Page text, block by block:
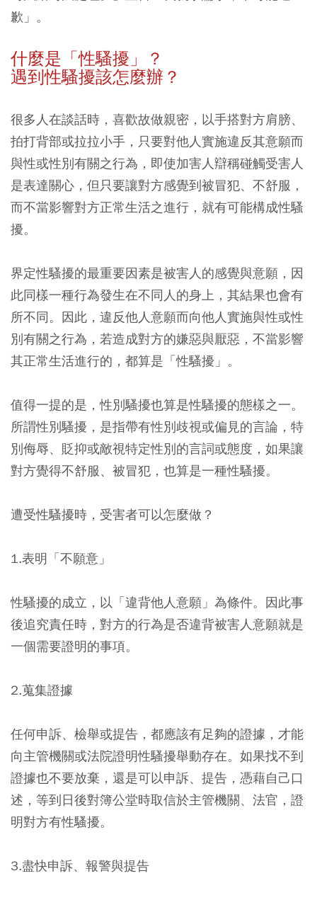
歉」。
什麼是「性騷擾」？
遇到性騷擾該怎麼辦？
很多人在談話時，喜歡故做親密，以手搭對方肩膀、
拍打背部或拉拉小手，只要對他人實施違反其意願而
與性或性別有關之行為，即使加害人辯稱碰觸受害人
是表達關心，但只要讓對方感覺到被冒犯、不舒服，
而不當影響對方正常生活之進行，就有可能構成性騷
擾。
界定性騷擾的最重要因素是被害人的感覺與意願，因
此同樣一種行為發生在不同人的身上，其結果也會有
所不同。因此，違反他人意願而向他人實施與性或性
別有關之行為，若造成對方的嫌惡與厭惡，不當影響
其正常生活進行的，都算是「性騷擾」。
值得一提的是，性別騷擾也算是性騷擾的態樣之一。
所謂性別騷擾，是指帶有性別歧視或偏見的言論，特
別侮辱、貶抑或敵視特定性別的言詞或態度，如果讓
對方覺得不舒服、被冒犯，也算是一種性騷擾。
遭受性騷擾時，受害者可以怎麼做？
1.表明「不願意」
性騷擾的成立，以「違背他人意願」為條件。因此事
後追究責任時，對方的行為是否違背被害人意願就是
一個需要證明的事項。
2.蒐集證據
任何申訴、檢舉或提告，都應該有足夠的證據，才能
向主管機關或法院證明性騷擾舉動存在。如果找不到
證據也不要放棄，還是可以申訴、提告，憑藉自己口
述，等到日後對簿公堂時取信於主管機關、法官，證
明對方有性騷擾。
3.盡快申訴、報警與提告